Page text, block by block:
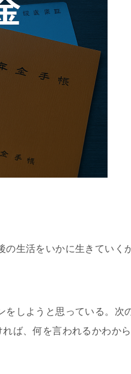
生活をいかに生きていくか
しようと思っている。次
ば、何を言われるかわか